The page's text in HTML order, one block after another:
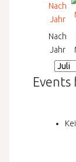
Nach
Jahr
Events